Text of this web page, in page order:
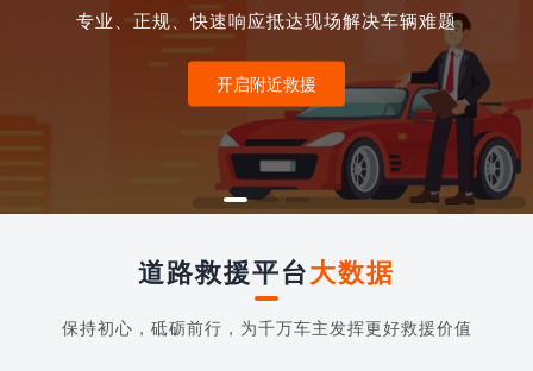
专业、正规、快速响应抵达现场解决车辆难题
开启附近救援
道路救援平台大数据
保持初心，砥砺前行，为千万车主发挥更好救援价值